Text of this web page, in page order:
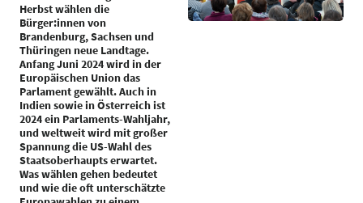
Herbst wählen die
Bürger:innen von
Brandenburg, Sachsen und
Thüringen neue Landtage.
Anfang Juni 2024 wird in der
Europäischen Union das
Parlament gewählt. Auch in
Indien sowie in Österreich ist
2024 ein Parlaments-Wahljahr,
und weltweit wird mit großer
Spannung die US-Wahl des
Staatsoberhaupts erwartet.
Was wählen gehen bedeutet
und wie die oft unterschätzte